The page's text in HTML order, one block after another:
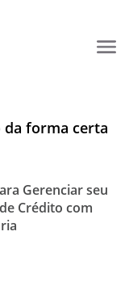
da forma certa
Gerenciar seu
Crédito com